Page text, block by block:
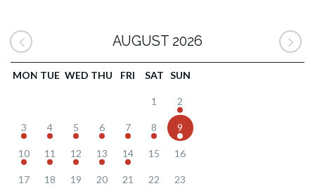
AUGUST 2026
MON TUE WED THU FRI SAT SUN
1 2
3 4 5 6 7 8 9
10 11 12 13 14 15 16
17 18 19 20 21 22 23